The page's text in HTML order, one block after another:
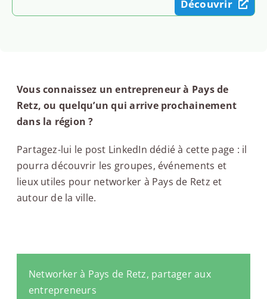
Découvrir
Vous connaissez un entrepreneur à Pays de
Retz, ou quelqu’un qui arrive prochainement
dans la région ?
Partagez-lui le post LinkedIn dédié à cette page : il
pourra découvrir les groupes, événements et
lieux utiles pour networker à Pays de Retz et
autour de la ville.
Networker à Pays de Retz, partager aux
entrepreneurs